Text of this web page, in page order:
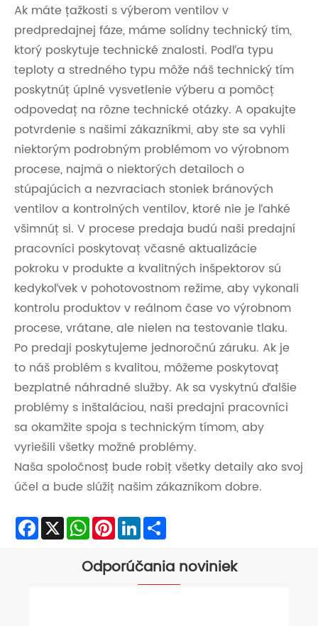
Ak máte ťažkosti s výberom ventilov v
predpredajnej fáze, máme solídny technický tím,
ktorý poskytuje technické znalosti. Podľa typu
teploty a stredného typu môže náš technický tím
poskytnúť úplné vysvetlenie výberu a pomôcť
odpovedať na rôzne technické otázky. A opakujte
potvrdenie s našimi zákazníkmi, aby ste sa vyhli
niektorým podrobným problémom vo výrobnom
procese, najmä o niektorých detailoch o
stúpajúcich a nezvraciach stoniek bránových
ventilov a kontrolných ventilov, ktoré nie je ľahké
všimnúť si. V procese predaja budú naši predajní
pracovníci poskytovať včasné aktualizácie
pokroku v produkte a kvalitných inšpektorov sú
kedykoľvek v pohotovostnom režime, aby vykonali
kontrolu produktov v reálnom čase vo výrobnom
procese, vrátane, ale nielen na testovanie tlaku.
Po predaji poskytujeme jednoročnú záruku. Ak je
to náš problém s kvalitou, môžeme poskytovať
bezplatné náhradné služby. Ak sa vyskytnú ďalšie
problémy s inštaláciou, naši predajní pracovníci
sa okamžite spoja s technickým tímom, aby
vyriešili všetky možné problémy.
Naša spoločnosť bude robiť všetky detaily ako svoj
účel a bude slúžiť našim zákazníkom dobre.
Facebook
X WhatsApp
PinterestLinkedIn
Odporúčania noviniek